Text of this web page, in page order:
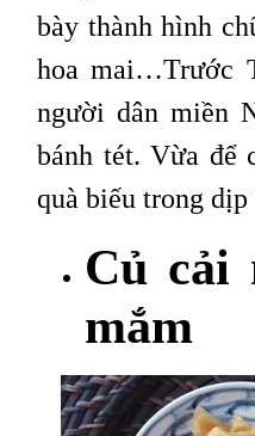
bày thành hình
hoa mai…Trước
người dân miền
bánh tét. Vừa để
quà biếu trong
Củ cải
mắm